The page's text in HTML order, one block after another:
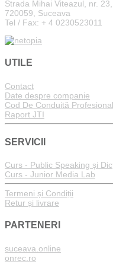
Strada Mihai Viteazul, nr. 23,
720059, Suceava
Tel / Fax: + 4 0230523011
UTILE
Contact
Date despre companie
Cod De Conduită
Raport JTI
SERVICII
Curs - Public Speaking și
Curs - Junior Media Lab
Termeni și Condiții
Retur și livrare
PARTENERI
suceava.online
onrec.ro